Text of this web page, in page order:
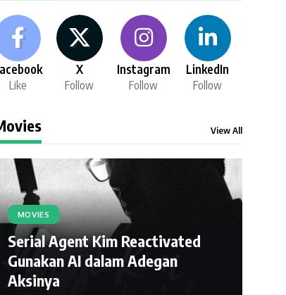
Like
X
Follow
Instagram
Follow
LinkedIn
Follow
View All
MOVIES
Serial Agent Kim Reactivated
Gunakan AI dalam Adegan
Aksinya